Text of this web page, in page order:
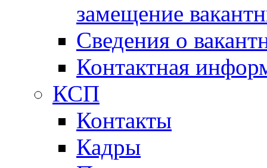
замещение
Сведения о
Контактная
КСП
Контакты
Кадры